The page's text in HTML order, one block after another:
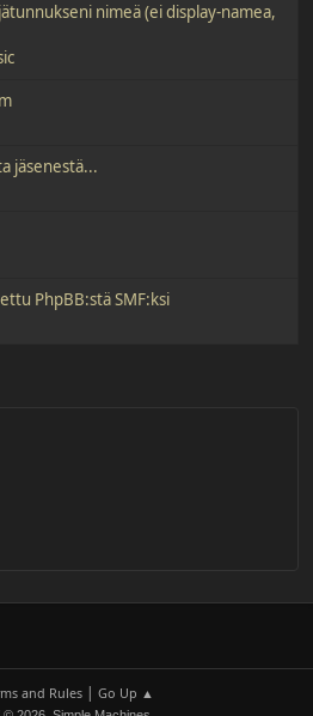
nimeä (ei display-namea,
jäsenestä...
PhpBB:stä SMF:ksi
and Rules| Go Up ▲